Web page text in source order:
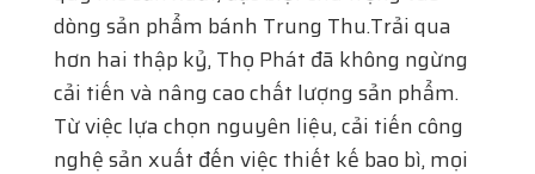
dòng sản phẩm bánh Trung Thu.Trải qua
hơn hai thập kỷ, Thọ Phát đã không ngừng
cải tiến và nâng cao chất lượng sản phẩm.
Từ việc lựa chọn nguyên liệu, cải tiến công
nghệ sản xuất đến việc thiết kế bao bì, mọi